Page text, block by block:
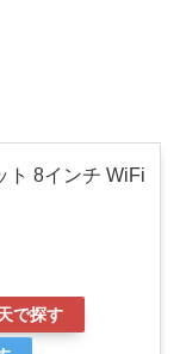
ト 8インチ WiFi
で探す